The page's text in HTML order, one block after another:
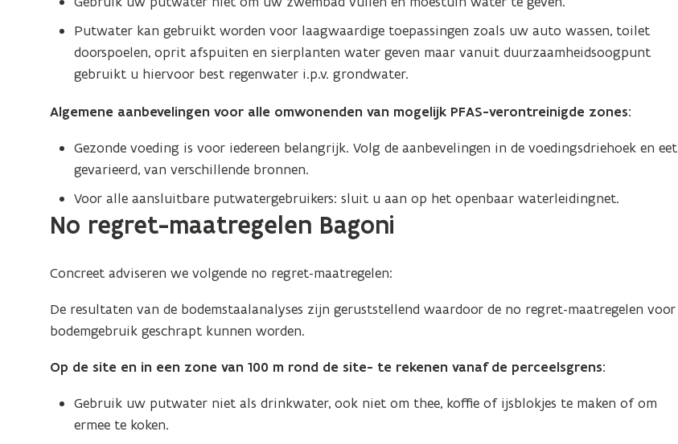
weergave)
Putwater kan gebruikt worden voor laagwaardige toepassingen zoals uw auto wassen, toilet
doorspoelen, oprit afspuiten en sierplanten water geven maar vanuit duurzaamheidsoogpunt
gebruikt u hiervoor best regenwater i.p.v. grondwater.
Algemene aanbevelingen voor alle omwonenden van mogelijk PFAS-verontreinigde zones:
Gezonde voeding is voor iedereen belangrijk. Volg de aanbevelingen in de voedingsdriehoek en eet
gevarieerd, van verschillende bronnen.
Voor alle aansluitbare putwatergebruikers: sluit u aan op het openbaar waterleidingnet.
No regret-maatregelen Bagoni
Concreet adviseren we volgende no regret-maatregelen:
De resultaten van de bodemstaalanalyses zijn geruststellend waardoor de no regret-maatregelen voor
bodemgebruik geschrapt kunnen worden.
Op de site en in een zone van 100 m rond de site- te rekenen vanaf de perceelsgrens:
Gebruik uw putwater niet als drinkwater, ook niet om thee, koffie of ijsblokjes te maken of om
ermee te koken.